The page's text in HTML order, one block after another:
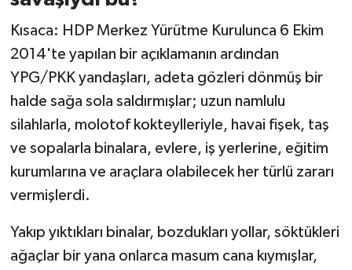
Kısaca: HDP Merkez Yürütme Kurulunca 6 Ekim
2014'te yapılan bir açıklamanın ardından
YPG/PKK yandaşları, adeta gözleri dönmüş bir
halde sağa sola saldırmışlar; uzun namlulu
silahlarla, molotof kokteylleriyle, havai fişek, taş
ve sopalarla binalara, evlere, iş yerlerine, eğitim
kurumlarına ve araçlara olabilecek her türlü zararı
vermişlerdi.
Yakıp yıktıkları binalar, bozdukları yollar, söktükleri
ağaçlar bir yana onlarca masum cana kıymışlar,